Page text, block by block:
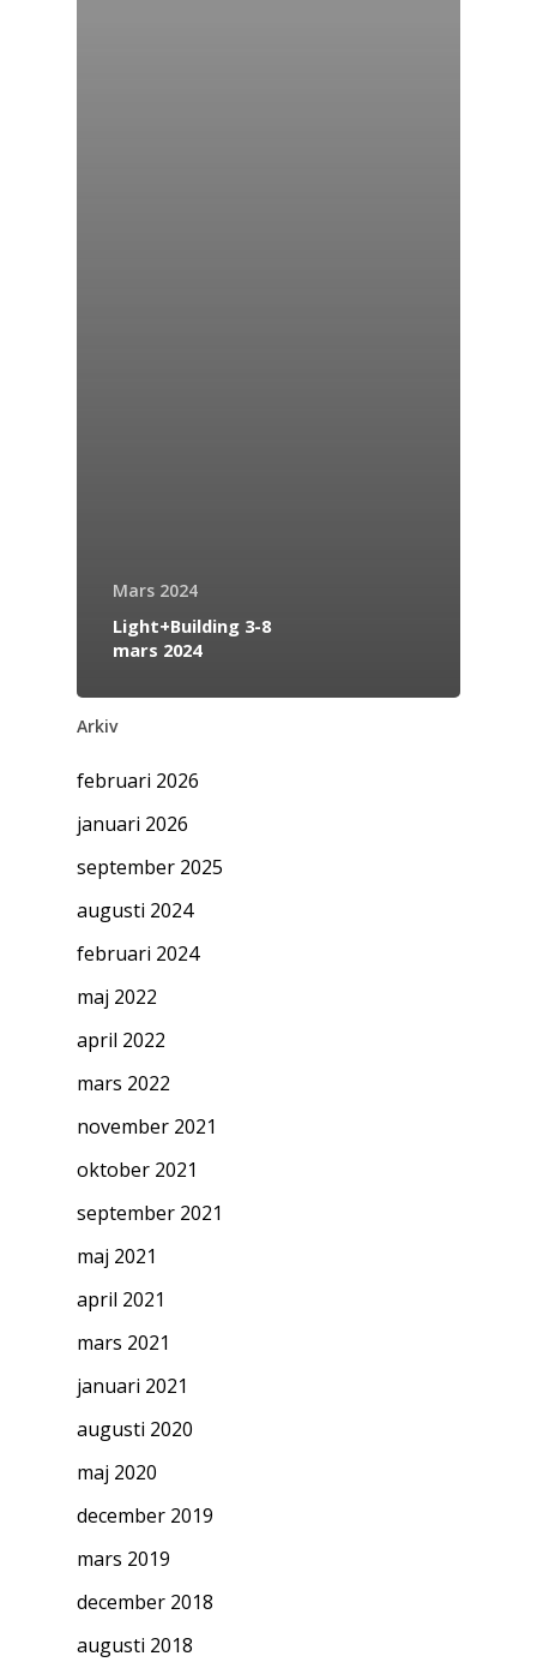
Mars 2024
Light+Building 3-8
mars 2024
Arkiv
februari 2026
januari 2026
september 2025
augusti 2024
februari 2024
maj 2022
april 2022
mars 2022
november 2021
oktober 2021
september 2021
maj 2021
april 2021
mars 2021
januari 2021
augusti 2020
maj 2020
december 2019
mars 2019
december 2018
augusti 2018